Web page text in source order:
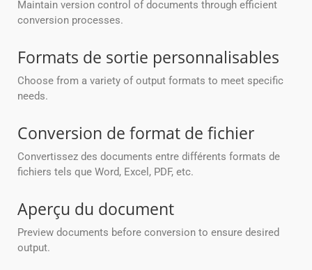
Maintain version control of documents through efficient
conversion processes.
Formats de sortie personnalisables
Choose from a variety of output formats to meet specific
needs.
Conversion de format de fichier
Convertissez des documents entre différents formats de
fichiers tels que Word, Excel, PDF, etc.
Aperçu du document
Preview documents before conversion to ensure desired
output.